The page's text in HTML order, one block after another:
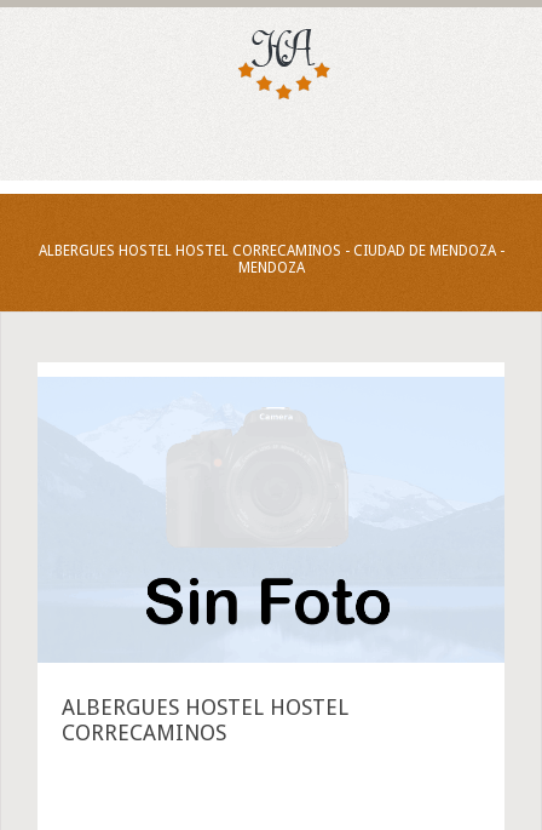
ALBERGUES HOSTEL HOSTEL CORRECAMINOS - CIUDAD DE MENDOZA -
MENDOZA
ALBERGUES HOSTEL HOSTEL
CORRECAMINOS